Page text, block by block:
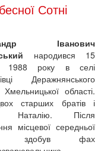
Сотні
Іванович
народився 15
1988 року в селі
Деражнянського
області.
старших братів і
Наталію. Після
місцевої середньої
здобув фах